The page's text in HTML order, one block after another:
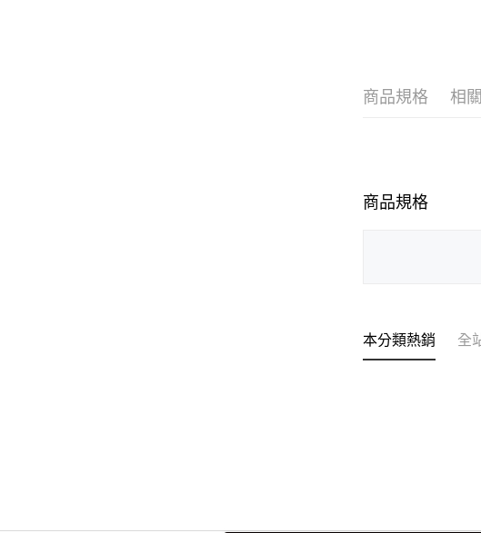
商品規格 相
商品規格
本分類熱銷 全